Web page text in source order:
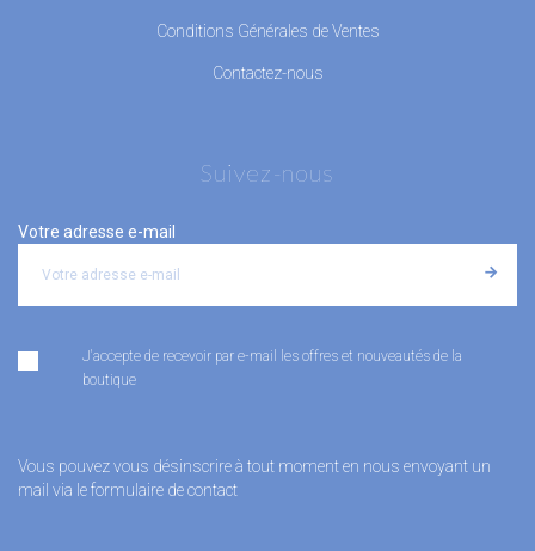
Conditions Générales de Ventes
Contactez-nous
Suivez-nous
Votre adresse e-mail
J'accepte de recevoir par e-mail les offres et nouveautés de la
boutique
Vous pouvez vous désinscrire à tout moment en nous envoyant un
mail via le formulaire de contact